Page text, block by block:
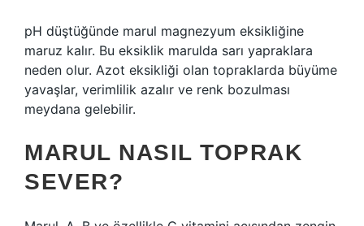
pH düştüğünde marul magnezyum eksikliğine
maruz kalır. Bu eksiklik marulda sarı yapraklara
neden olur. Azot eksikliği olan topraklarda büyüme
yavaşlar, verimlilik azalır ve renk bozulması
meydana gelebilir.
MARUL NASIL TOPRAK
SEVER?